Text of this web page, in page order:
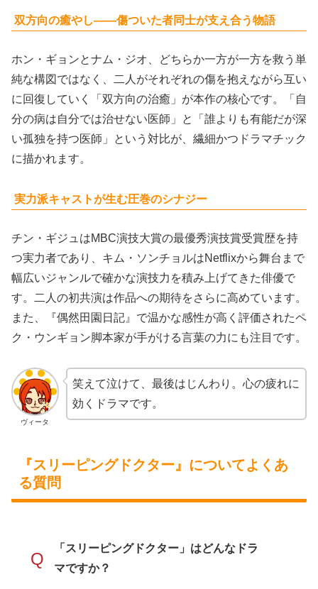
双方向の癒やし——傷ついた者同士が支え合う物語
ホン・ギョンとナム・ジオ、どちらか一方が一方を救う単
純な構図ではなく、二人がそれぞれの傷を抱えながら互い
に回復していく「双方向の治癒」が本作の核心です。「自
分の病は自分では治せない医師」と「誰よりも有能だが深
い孤独を持つ医師」という対比が、繊細かつドラマチック
に描かれます。
実力派キャストが生む圧巻のシナジー
チン・ギジュはMBC演技大賞の最優秀演技賞受賞歴を持
つ実力者であり、キム・ソンチョルはNetflixから舞台まで
幅広いジャンルで確かな演技力を積み上げてきた俳優で
す。二人の初共演は作品への期待をさらに高めています。
また、『偶然田園日記』で温かな感性が高く評価されたペ
ク・ウンギョン脚本家が手がける言葉の力にも注目です。
ヴィータ
笑えて泣けて、最後はじんわり。心の疲れに
効くドラマです。
『スリーピングドクター』についてよくあ
る質問
Q
「スリーピングドクター」はどんなドラ
マですか？